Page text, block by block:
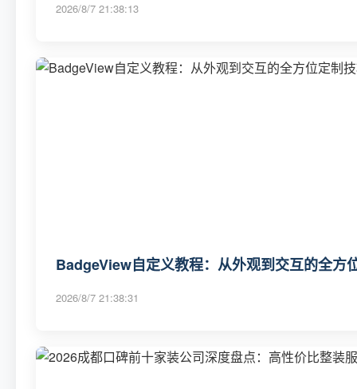
2026/8/7 21:38:13
BadgeView自定义教程：从外观到交互的全方
2026/8/7 21:38:31